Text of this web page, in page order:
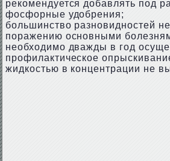
рекомендуется добавлять под
фосфорные удобрения;
большинство разновидностей
поражению основными
необходимо дважды в год
профилактическое
жидкостью в концентрации не